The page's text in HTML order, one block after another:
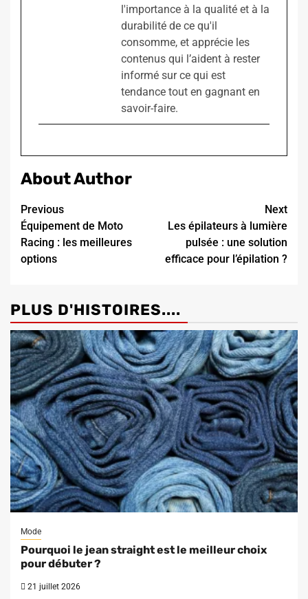
l'importance à la qualité et à la
durabilité de ce qu'il
consomme, et apprécie les
contenus qui l’aident à rester
informé sur ce qui est
tendance tout en gagnant en
savoir-faire.
About Author
Continue
Reading
Previous
Équipement de Moto
Racing : les meilleures
options
Next
Les épilateurs à lumière
pulsée : une solution
efficace pour l’épilation ?
PLUS D'HISTOIRES....
Mode
Pourquoi le jean straight est le meilleur choix
pour débuter ?
21 juillet 2026